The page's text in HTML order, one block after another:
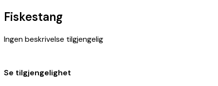
Fiskestang
Ingen beskrivelse tilgjengelig
Se tilgjengelighet